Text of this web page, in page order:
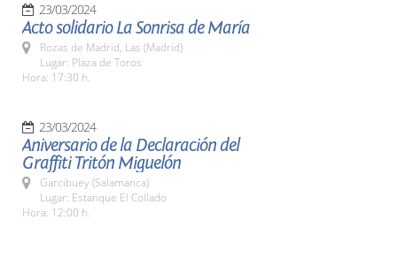
23/03/2024
Acto solidario La Sonrisa de María
Rozas de Madrid, Las (Madrid)
Lugar: Plaza de Toros
Hora: 17:30 h.
23/03/2024
Aniversario de la Declaración del
Graffiti Tritón Miguelón
Garcibuey (Salamanca)
Lugar: Estanque El Collado
Hora: 12:00 h.